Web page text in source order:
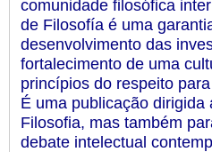
comunidade filosófica
de Filosofía é uma
desenvolvimento das
fortalecimento de uma
princípios do respeito
É uma publicação
Filosofia, mas também
debate intelectual